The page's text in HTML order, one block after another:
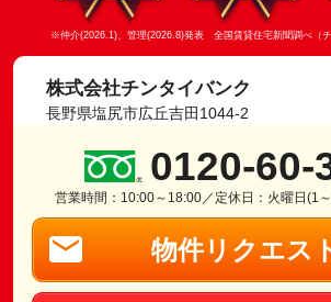
※仲介(2026.1)、管理(2026.8)発表 全国賃貸住宅新聞調べ（チ
株式会社チンタイバンク
長野県塩尻市広丘吉田1044-2
0120-60-
営業時間：10:00～18:00／定休日：火曜日(1
物件リクエス